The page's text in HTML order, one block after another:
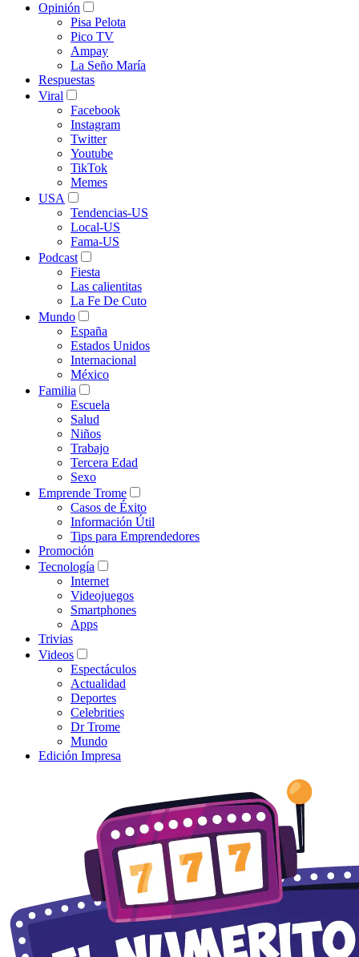
Opinión
Pisa Pelota
Pico TV
Ampay
La Seño María
Respuestas
Viral
Facebook
Instagram
Twitter
Youtube
TikTok
Memes
USA
Tendencias-US
Local-US
Fama-US
Podcast
Fiesta
Las calientitas
La Fe De Cuto
Mundo
España
Estados Unidos
Internacional
México
Familia
Escuela
Salud
Niños
Trabajo
Tercera Edad
Sexo
Emprende Trome
Casos de Éxito
Información Útil
Tips para Emprendedores
Promoción
Tecnología
Internet
Videojuegos
Smartphones
Apps
Trivias
Videos
Espectáculos
Actualidad
Deportes
Celebrities
Dr Trome
Mundo
Edición Impresa